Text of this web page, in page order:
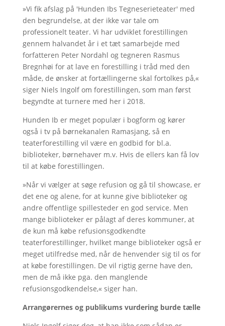
»Vi fik afslag på 'Hunden Ibs Tegneserieteater' med
den begrundelse, at der ikke var tale om
professionelt teater. Vi har udviklet forestillingen
gennem halvandet år i et tæt samarbejde med
forfatteren Peter Nordahl og tegneren Rasmus
Bregnhøi for at lave en forestilling i tråd med den
måde, de ønsker at fortællingerne skal fortolkes på,«
siger Niels Ingolf om forestillingen, som man først
begyndte at turnere med her i 2018.
Hunden Ib er meget populær i bogform og kører
også i tv på børnekanalen Ramasjang, så en
teaterforestilling vil være en godbid for bl.a.
biblioteker, børnehaver m.v. Hvis de ellers kan få lov
til at købe forestillingen.
»Når vi vælger at søge refusion og gå til showcase, er
det ene og alene, for at kunne give biblioteker og
andre offentlige spillesteder en god service. Men
mange biblioteker er pålagt af deres kommuner, at
de kun må købe refusionsgodkendte
teaterforestillinger, hvilket mange biblioteker også er
meget utilfredse med, når de henvender sig til os for
at købe forestillingen. De vil rigtig gerne have den,
men de må ikke pga. den manglende
refusionsgodkendelse,« siger han.
Arrangørernes og publikums vurdering burde tælle